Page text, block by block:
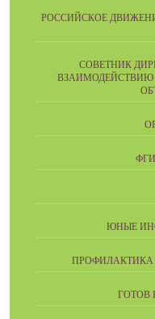
РОССИЙСКОЕ
СОВЕТНИК
ЮНЫЕ
ГОТОВ